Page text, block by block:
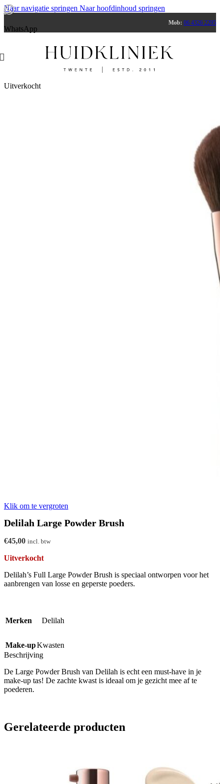
Naar navigatie springen Naar hoofdinhoud springen
WhatsApp
Mob: 06 4326 2295
Uitverkocht
Klik om te vergroten
Delilah Large Powder Brush
€45,00 incl. btw
Uitverkocht
Delilah’s Full Large Powder Brush is speciaal ontworpen voor het
aanbrengen van losse en geperste poeders.
Merken Delilah
Make-upKwasten
Beschrijving
De Large Powder Brush van Delilah is echt een must-have in je
make-up tas! De zachte kwast is ideaal om je gezicht mee af te
poederen.
Gerelateerde producten